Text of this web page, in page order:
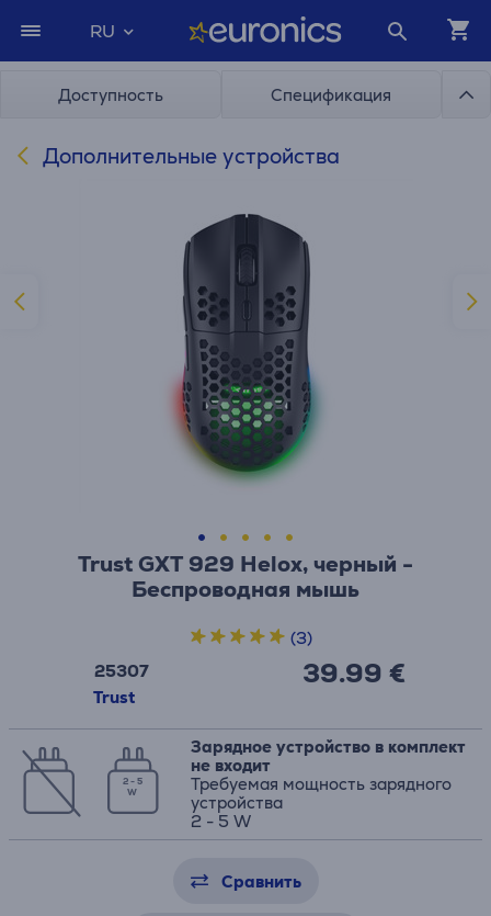
RU
Доступность Спецификация
Дополнительные устройства
Trust GXT 929 Helox, черный -
Беспроводная мышь
25307
Trust
39.99 €
(3)
2 - 5
W
Зарядное устройство в комплект
не входит
Требуемая мощность зарядного
устройства
2 - 5 W
Сравнить